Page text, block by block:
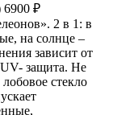
6900 ₽
2 в 1: в
на солнце –
зависит от
защита. Не
стекло